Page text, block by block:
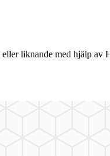
liknande med hjälp av